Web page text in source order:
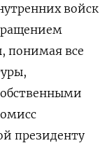
войск
понимая все
президенту